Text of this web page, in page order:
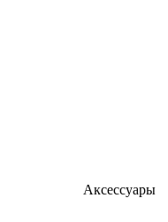
Аксессуары